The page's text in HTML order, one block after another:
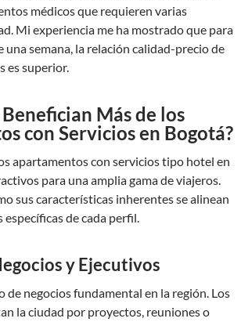
médicos que requieren varias
Mi experiencia me ha mostrado que para
una semana, la relación calidad-precio de
es superior.
Más de los
con Servicios en Bogotá?
apartamentos con servicios tipo hotel en
para una amplia gama de viajeros.
sus características inherentes se alinean
específicas de cada perfil.
y Ejecutivos
de negocios fundamental en la región. Los
la ciudad por proyectos, reuniones o